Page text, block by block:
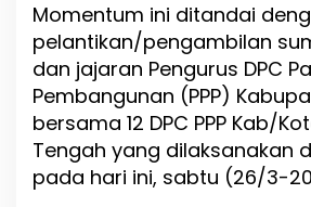
a
m
m
a
d
S
a
l
e
Momentum ini ditandai
pelantikan/pengambilan
dan jajaran Pengurus DPC
Pembangunan (PPP)
bersama 12 DPC PPP Kab/
Tengah yang dilaksanakan
pada hari ini, sabtu (26/3-